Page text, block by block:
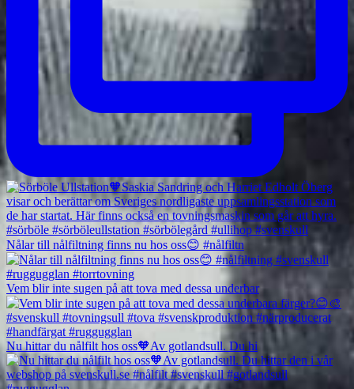
Nålar till nålfiltning finns nu hos oss😊 #nålfiltn
Vem blir inte sugen på att tova med dessa underbar
Nu hittar du nålfilt hos oss🧡Av gotlandsull. Du hi